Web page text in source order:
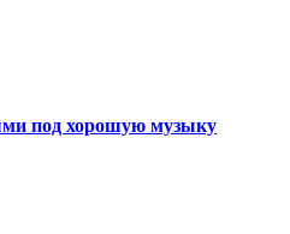
под хорошую музыку